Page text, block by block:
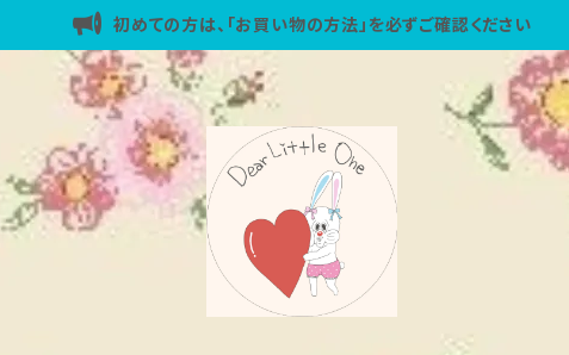
初めての方は、「お買い物の方法」を必ずご確認ください